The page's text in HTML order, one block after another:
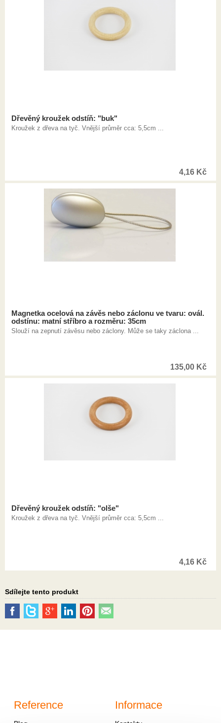
Dřevěný kroužek odstíň: "buk"
Kroužek z dřeva na tyč. Vnější průměr cca: 5,5cm ...
4,16 Kč
Magnetka ocelová na závěs nebo záclonu ve tvaru: ovál.
odstínu: matní stříbro a rozměru: 35cm
Slouží na zepnutí závěsu nebo záclony. Může se taky záclona ...
135,00 Kč
Dřevěný kroužek odstíň: "olše"
Kroužek z dřeva na tyč. Vnější průměr cca: 5,5cm ...
4,16 Kč
Sdílejte tento produkt
Reference Informace